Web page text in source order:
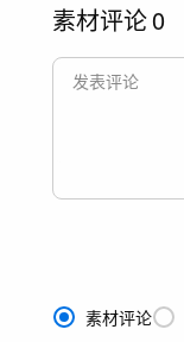
素材评论0
素材评论